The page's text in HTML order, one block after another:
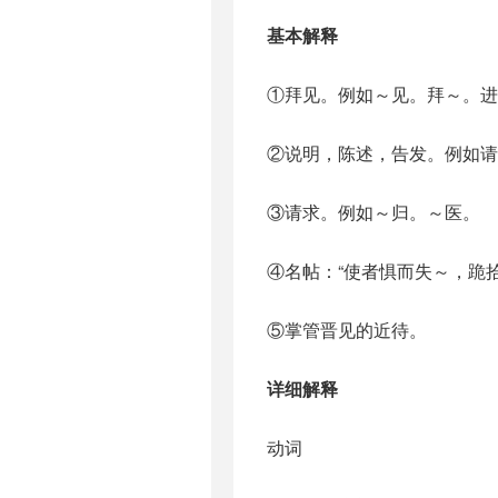
基本解释
①拜见。例如～见。拜～。进
②说明，陈述，告发。例如请
③请求。例如～归。～医。
④名帖：“使者惧而失～，跪拾
⑤掌管晋见的近待。
详细解释
动词